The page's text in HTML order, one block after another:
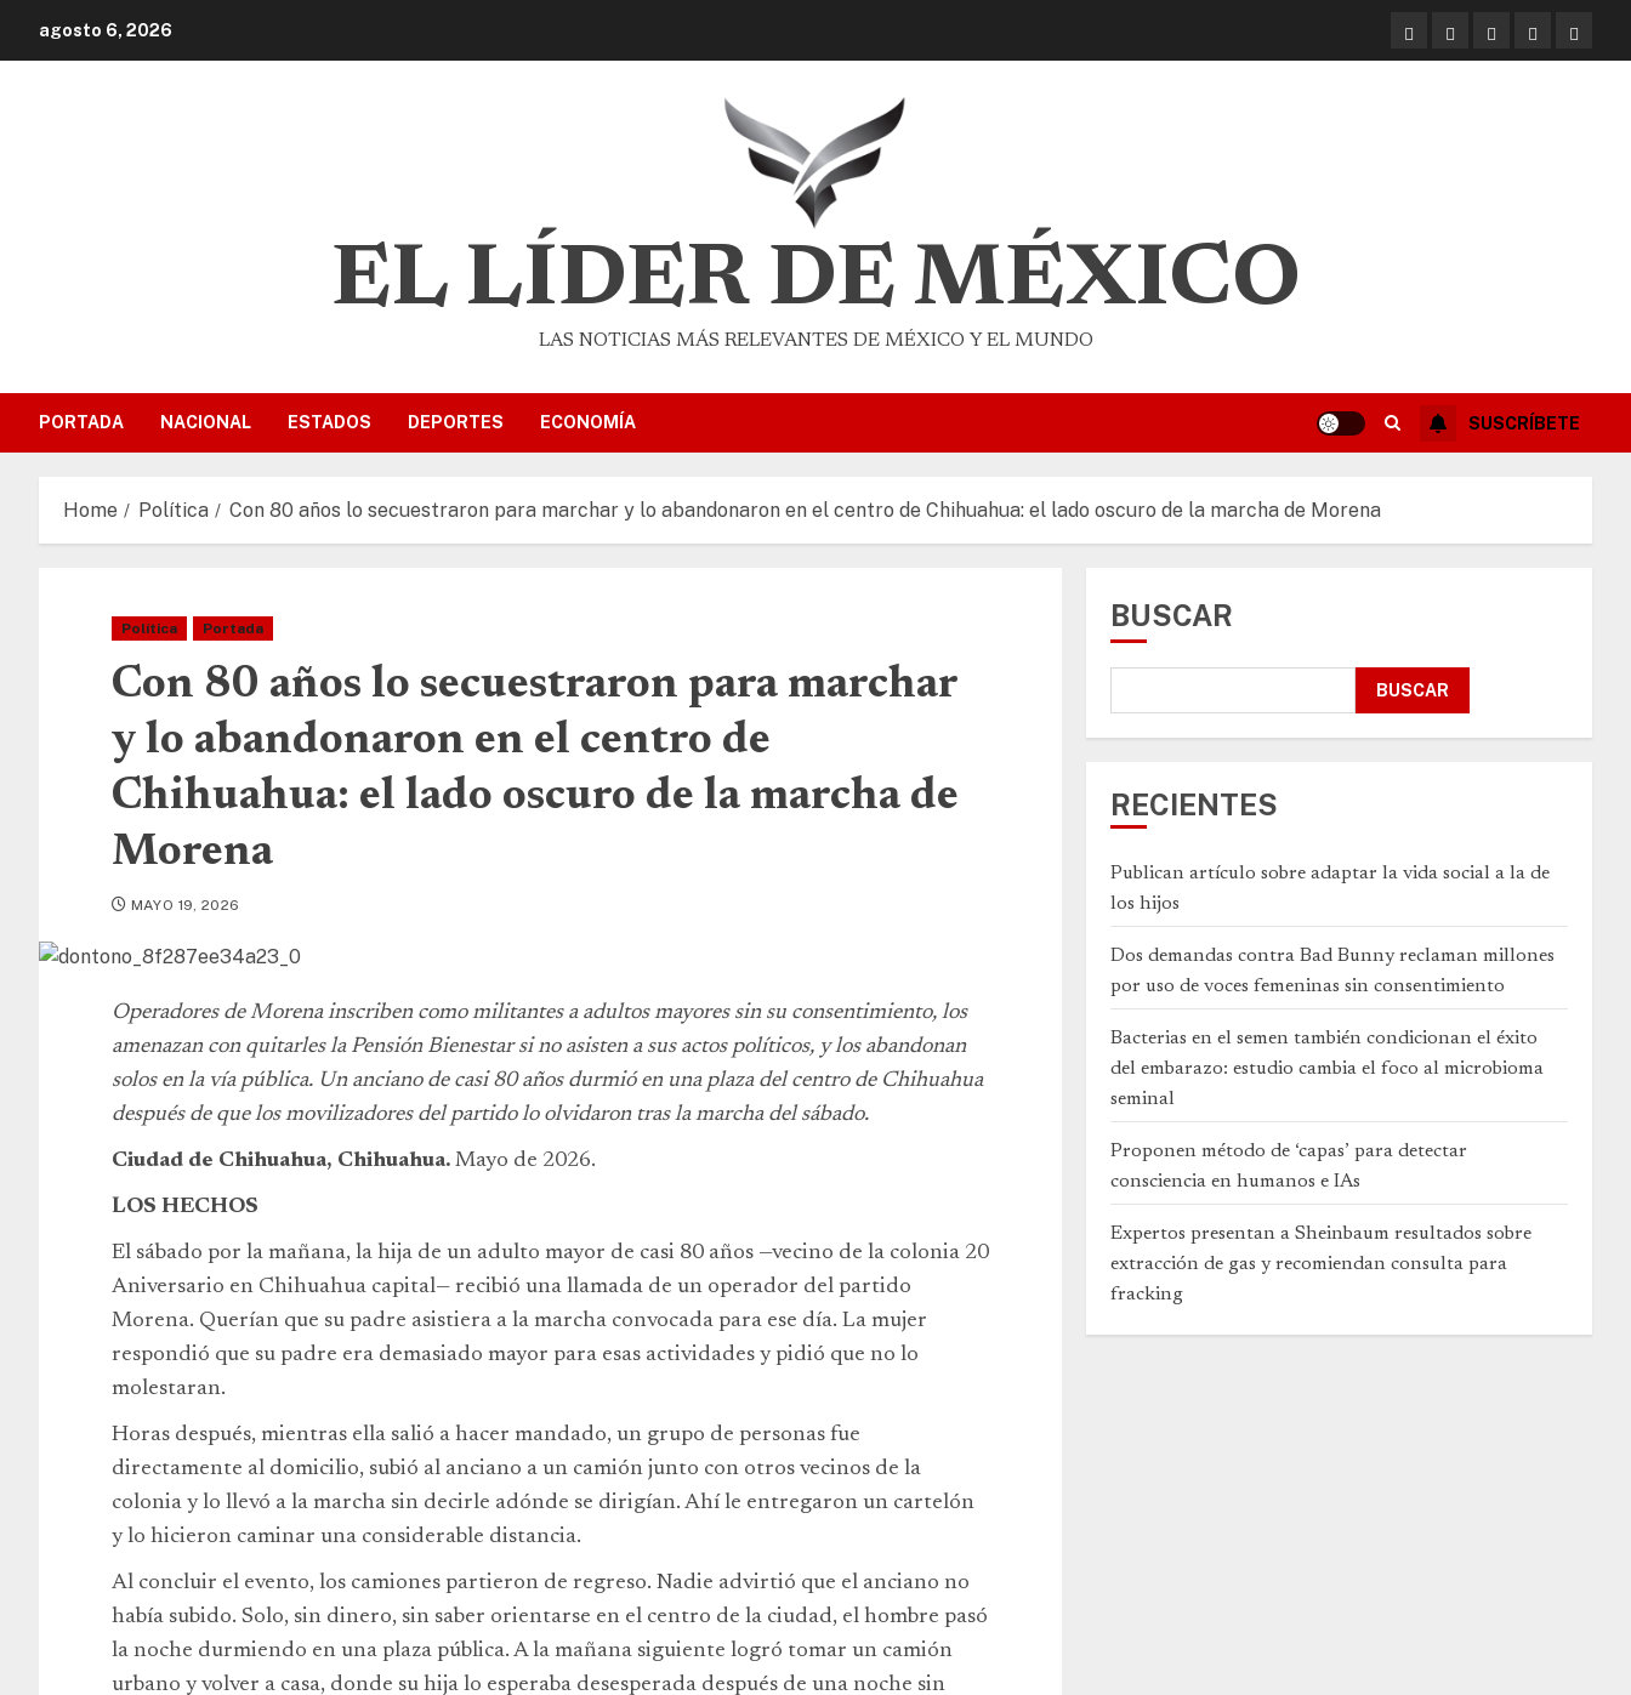
agosto 6, 2026
EL LÍDER DE MÉXICO
LAS NOTICIAS MÁS RELEVANTES DE MÉXICO Y EL MUNDO
PORTADA NACIONAL ESTADOS DEPORTES ECONOMÍA SUSCRÍBETE
Home Política Con 80 años lo secuestraron para marchar y lo abandonaron en el centro de Chihuahua: el lado oscuro de la marcha de Morena
Política Portada
Con 80 años lo secuestraron para marchar
y lo abandonaron en el centro de
Chihuahua: el lado oscuro de la marcha de
Morena
MAYO 19, 2026
Operadores de Morena inscriben como militantes a adultos mayores sin su consentimiento, los
amenazan con quitarles la Pensión Bienestar si no asisten a sus actos políticos, y los abandonan
solos en la vía pública. Un anciano de casi 80 años durmió en una plaza del centro de Chihuahua
después de que los movilizadores del partido lo olvidaron tras la marcha del sábado.
Ciudad de Chihuahua, Chihuahua. Mayo de 2026.
LOS HECHOS
El sábado por la mañana, la hija de un adulto mayor de casi 80 años —vecino de la colonia 20
Aniversario en Chihuahua capital— recibió una llamada de un operador del partido
Morena. Querían que su padre asistiera a la marcha convocada para ese día. La mujer
respondió que su padre era demasiado mayor para esas actividades y pidió que no lo
molestaran.
Horas después, mientras ella salió a hacer mandado, un grupo de personas fue
directamente al domicilio, subió al anciano a un camión junto con otros vecinos de la
colonia y lo llevó a la marcha sin decirle adónde se dirigían. Ahí le entregaron un cartelón
y lo hicieron caminar una considerable distancia.
Al concluir el evento, los camiones partieron de regreso. Nadie advirtió que el anciano no
había subido. Solo, sin dinero, sin saber orientarse en el centro de la ciudad, el hombre pasó
la noche durmiendo en una plaza pública. A la mañana siguiente logró tomar un camión
urbano y volver a casa, donde su hija lo esperaba desesperada después de una noche sin
BUSCAR
BUSCAR
RECIENTES
Publican artículo sobre adaptar la vida social a la de
los hijos
Dos demandas contra Bad Bunny reclaman millones
por uso de voces femeninas sin consentimiento
Bacterias en el semen también condicionan el éxito
del embarazo: estudio cambia el foco al microbioma
seminal
Proponen método de ‘capas’ para detectar
consciencia en humanos e IAs
Expertos presentan a Sheinbaum resultados sobre
extracción de gas y recomiendan consulta para
fracking